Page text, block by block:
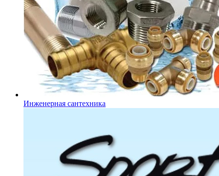
Инженерная сантехника